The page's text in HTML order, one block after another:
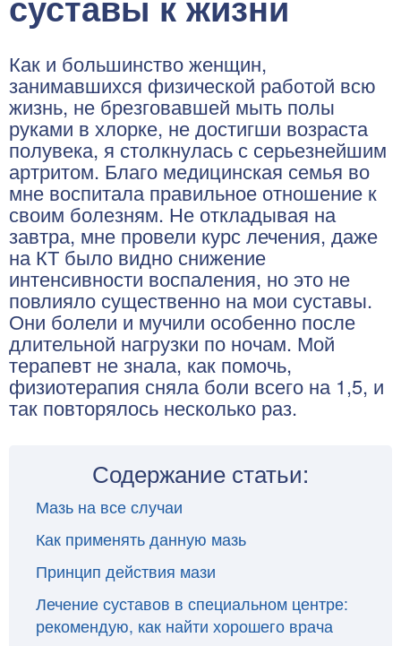
Как и большинство женщин,
занимавшихся физической работой всю
жизнь, не брезговавшей мыть полы
руками в хлорке, не достигши возраста
полувека, я столкнулась с серьезнейшим
артритом. Благо медицинская семья во
мне воспитала правильное отношение к
своим болезням. Не откладывая на
завтра, мне провели курс лечения, даже
на КТ было видно снижение
интенсивности воспаления, но это не
повлияло существенно на мои суставы.
Они болели и мучили особенно после
длительной нагрузки по ночам. Мой
терапевт не знала, как помочь,
физиотерапия сняла боли всего на 1,5, и
так повторялось несколько раз.
Содержание статьи:
Мазь на все случаи
Как применять данную мазь
Принцип действия мази
Лечение суставов в специальном центре:
рекомендую, как найти хорошего врача